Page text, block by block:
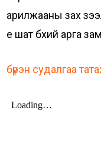
арилжааны зах
үе шат бүхий арга
бүрэн судалгаа